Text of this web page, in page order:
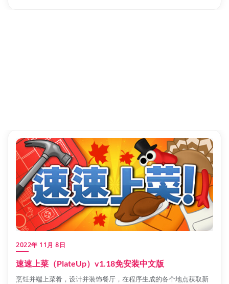
2022年 11月 8日
速速上菜（PlateUp）v1.18免安装中文版
烹饪并端上菜肴，设计并装饰餐厅，在程序生成的各个地点获取新